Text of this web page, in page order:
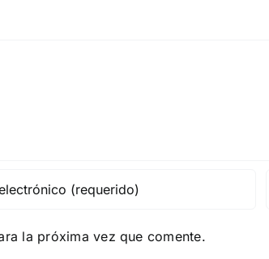
la próxima vez que comente.